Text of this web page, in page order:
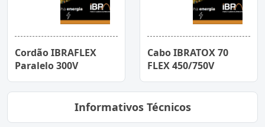
Cordão IBRAFLEX
Paralelo 300V
Cabo IBRATOX 70
FLEX 450/750V
Informativos Técnicos